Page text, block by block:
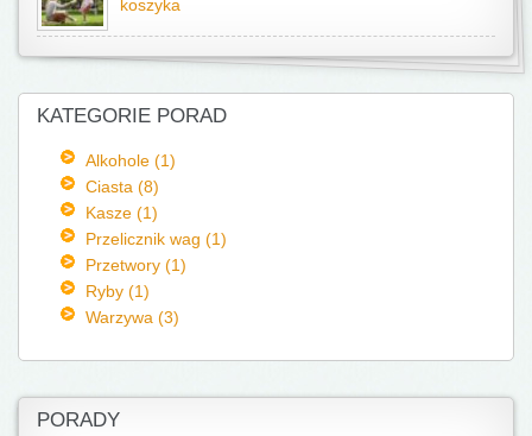
koszyka
KATEGORIE PORAD
Alkohole (1)
Ciasta (8)
Kasze (1)
Przelicznik wag (1)
Przetwory (1)
Ryby (1)
Warzywa (3)
PORADY